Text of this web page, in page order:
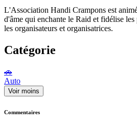
L'Association Handi Crampons est
d'âme qui enchante le Raid et fidélise
les organisateurs et organisatrices.
Catégorie
🚗
Auto
Voir moins
Commentaires